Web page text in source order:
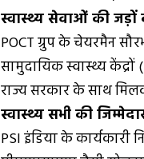
स्वास्थ्य सेवाओं की
POCT ग्रुप के चेयरमैन
सामुदायिक स्वास्थ्य केंद्रों
राज्य सरकार के साथ
स्वास्थ्य सभी की
PSI इंडिया के